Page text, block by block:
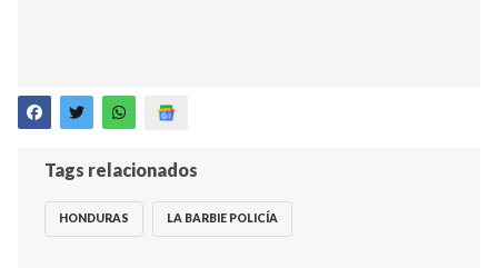
Tags relacionados
HONDURAS LA BARBIE POLICÍA